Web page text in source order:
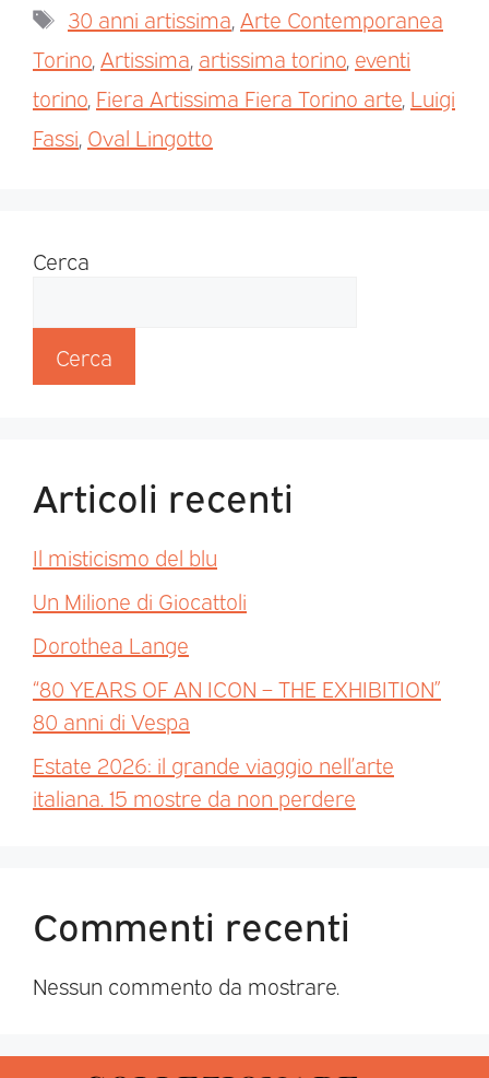
30 anni artissima Arte Contemporanea
Torino Artissima artissima torino eventi
torino Fiera Artissima Fiera Torino arte Luigi
Fassi Oval Lingotto
Cerca
Cerca
Articoli recenti
Il misticismo del blu
Un Milione di Giocattoli
Dorothea Lange
“80 YEARS OF AN ICON – THE EXHIBITION”
80 anni di Vespa
Estate 2026: il grande viaggio nell’arte
italiana. 15 mostre da non perdere
Commenti recenti
Nessun commento da mostrare.